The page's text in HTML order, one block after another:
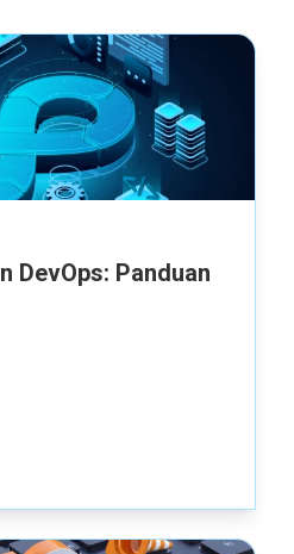
DevOps: Panduan